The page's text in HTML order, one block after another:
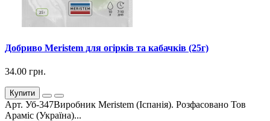
Добриво Meristem для огірків та кабачків (25г)
34.00 грн.
Купити
Арт. Уб-347Виробник Meristem (Іспанія). Розфасовано Тов
Араміс (Україна)...